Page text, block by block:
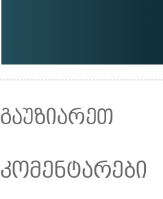
გაუზიარეთ
კომენტარები